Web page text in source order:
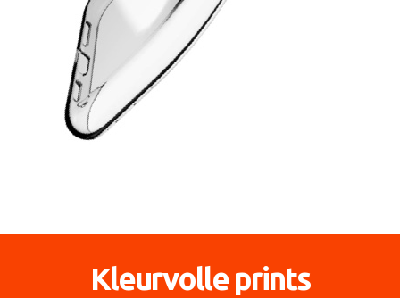
Kleurvolle prints